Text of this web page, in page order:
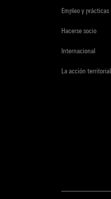
Empleo y prácticas
Hacerse socio
Internacional
La acción territorial